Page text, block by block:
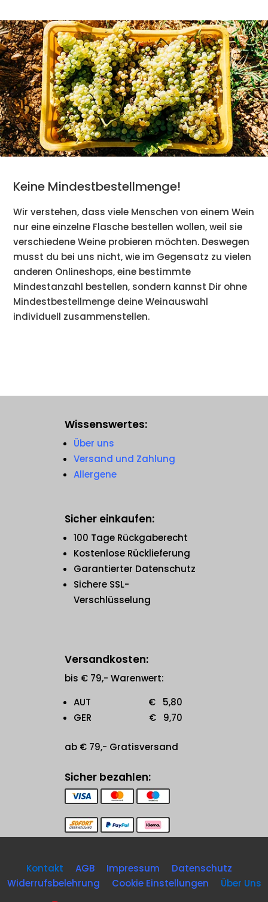
Keine Mindestbestellmenge!
Wir verstehen, dass viele Menschen von einem Wein
nur eine einzelne Flasche bestellen wollen, weil sie
verschiedene Weine probieren möchten. Deswegen
musst du bei uns nicht, wie im Gegensatz zu vielen
anderen Onlineshops, eine bestimmte
Mindestanzahl bestellen, sondern kannst Dir ohne
Mindestbestellmenge deine Weinauswahl
individuell zusammenstellen.
Wissenswertes:
Über uns
Versand und Zahlung
Allergene
Sicher einkaufen:
100 Tage Rückgaberecht
Kostenlose Rücklieferung
Garantierter Datenschutz
Sichere SSL-
Verschlüsselung
Versandkosten:
bis € 79,- Warenwert:
AUT € 5,80
GER € 9,70
ab € 79,- Gratisversand
Sicher bezahlen:
Kontakt AGB Impressum
Datenschutz
Widerrufsbelehrung
Cookie Einstellungen Über Uns